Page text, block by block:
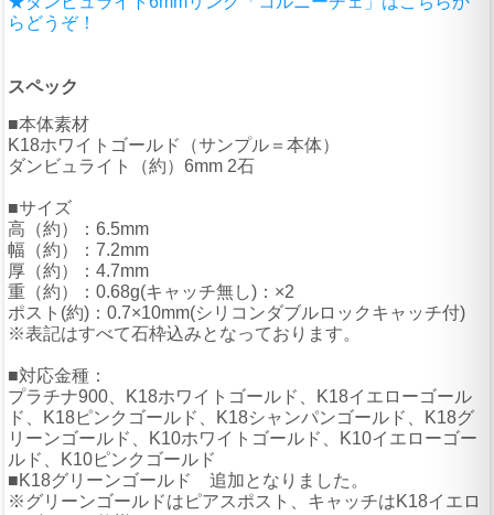
らどうぞ！
スペック
■本体素材
K18ホワイトゴールド（サンプル＝本体）
ダンビュライト（約）6mm 2石
■サイズ
高（約）：6.5mm
幅（約）：7.2mm
厚（約）：4.7mm
重（約）：0.68g(キャッチ無し)：×2
ポスト(約)：0.7×10mm(シリコンダブルロックキャッチ付)
※表記はすべて石枠込みとなっております。
■対応金種：
プラチナ900、K18ホワイトゴールド、K18イエローゴール
ド、K18ピンクゴールド、K18シャンパンゴールド、K18グ
リーンゴールド、K10ホワイトゴールド、K10イエローゴー
ルド、K10ピンクゴールド
■K18グリーンゴールド 追加となりました。
※グリーンゴールドはピアスポスト、キャッチはK18イエロ